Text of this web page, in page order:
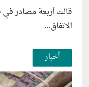
قالت أربعة مصادر
الاتفاق...
أخبار